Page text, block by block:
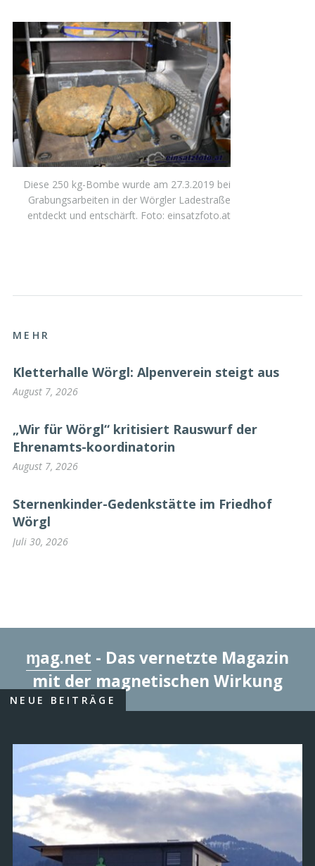
Diese 250 kg-Bombe wurde am 27.3.2019 bei
Grabungsarbeiten in der Wörgler Ladestraße
entdeckt und entschärft. Foto: einsatzfoto.at
MEHR
Kletterhalle Wörgl: Alpenverein steigt aus
August 7, 2026
„Wir für Wörgl“ kritisiert Rauswurf der
Ehrenamts-koordinatorin
August 7, 2026
Sternenkinder-Gedenkstätte im Friedhof
Wörgl
Juli 30, 2026
ɱag.net - Das vernetzte Magazin
mit der magnetischen Wirkung
NEUE BEITRÄGE